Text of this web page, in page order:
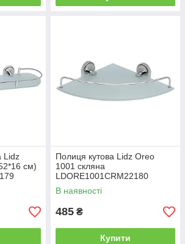
Lidz
см)
Полиця кутова Lidz Oreo
1001 скляна
LDORE1001CRM22180
Chrome
В наявності
485 ₴
Купити